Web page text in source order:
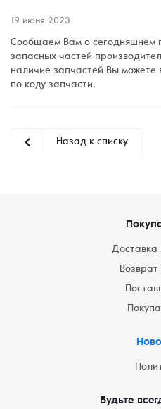
19 июня 2023
Сообщаем Вам о сегодняшнем
запасных частей
наличие запчастей Вы можете
по коду запчасти.
Назад к списку
Доставка
Будьте